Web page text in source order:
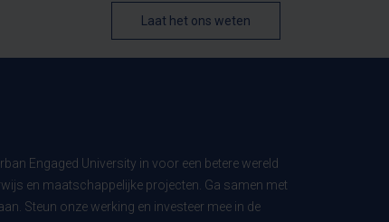
Laat het ons weten
Engaged University in voor een betere wereld
en maatschappelijke projecten. Ga samen met
Steun onze werking en investeer mee in de